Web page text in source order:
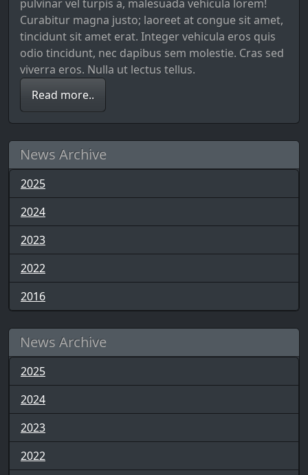
pulvinar vel turpis a, malesuada vehicula lorem!
Curabitur magna justo; laoreet at congue sit amet,
tincidunt sit amet erat. Integer vehicula eros quis
odio tincidunt, nec dapibus sem molestie. Cras sed
viverra eros. Nulla ut lectus tellus.
Read more..
News Archive
2025
2024
2023
2022
2016
News Archive
2025
2024
2023
2022